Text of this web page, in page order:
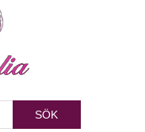
SÖK